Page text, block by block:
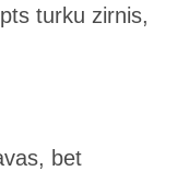
turku zirnis,
bet